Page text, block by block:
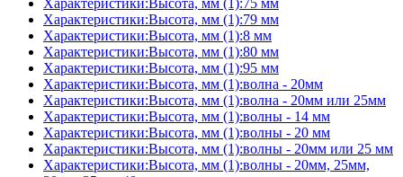
Характеристики:Высота, мм (1):75 мм
Характеристики:Высота, мм (1):79 мм
Характеристики:Высота, мм (1):8 мм
Характеристики:Высота, мм (1):80 мм
Характеристики:Высота, мм (1):95 мм
Характеристики:Высота, мм (1):волна - 20мм
Характеристики:Высота, мм (1):волна - 20мм или 25мм
Характеристики:Высота, мм (1):волны - 14 мм
Характеристики:Высота, мм (1):волны - 20 мм
Характеристики:Высота, мм (1):волны - 20мм или 25 мм
Характеристики:Высота, мм (1):волны - 20мм, 25мм,